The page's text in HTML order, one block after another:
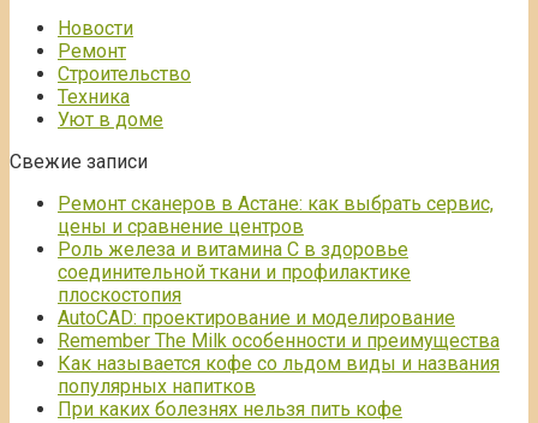
Новости
Ремонт
Строительство
Техника
Уют в доме
Свежие записи
Ремонт сканеров в Астане: как выбрать сервис,
цены и сравнение центров
Роль железа и витамина С в здоровье
соединительной ткани и профилактике
плоскостопия
AutoCAD: проектирование и моделирование
Remember The Milk особенности и преимущества
Как называется кофе со льдом виды и названия
популярных напитков
При каких болезнях нельзя пить кофе